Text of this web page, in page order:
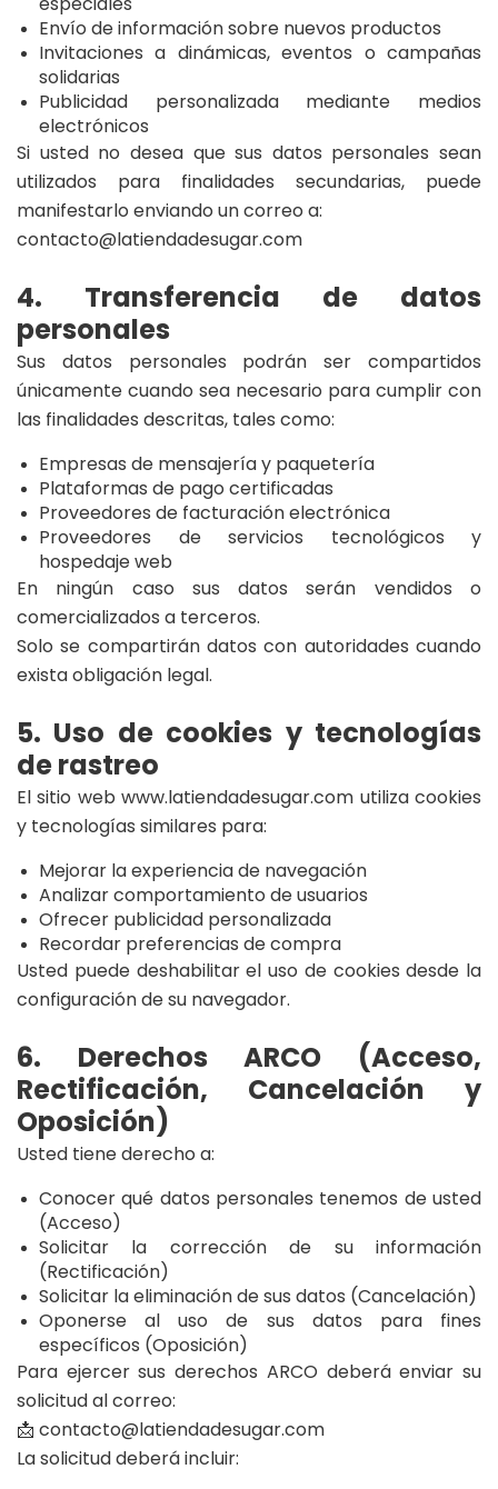
Envío de información sobre nuevos productos
Invitaciones a dinámicas, eventos o campañas
solidarias
Publicidad personalizada mediante medios
electrónicos
Si usted no desea que sus datos personales sean
utilizados para finalidades secundarias, puede
manifestarlo enviando un correo a:
contacto@latiendadesugar.com
4. Transferencia de datos
personales
Sus datos personales podrán ser compartidos
únicamente cuando sea necesario para cumplir con
las finalidades descritas, tales como:
Empresas de mensajería y paquetería
Plataformas de pago certificadas
Proveedores de facturación electrónica
Proveedores de servicios tecnológicos y
hospedaje web
En ningún caso sus datos serán vendidos o
comercializados a terceros.
Solo se compartirán datos con autoridades cuando
exista obligación legal.
5. Uso de cookies y tecnologías
de rastreo
El sitio web www.latiendadesugar.com utiliza cookies
y tecnologías similares para:
Mejorar la experiencia de navegación
Analizar comportamiento de usuarios
Ofrecer publicidad personalizada
Recordar preferencias de compra
Usted puede deshabilitar el uso de cookies desde la
configuración de su navegador.
6. Derechos ARCO (Acceso,
Rectificación, Cancelación y
Oposición)
Usted tiene derecho a:
Conocer qué datos personales tenemos de usted
(Acceso)
Solicitar la corrección de su información
(Rectificación)
Solicitar la eliminación de sus datos (Cancelación)
Oponerse al uso de sus datos para fines
específicos (Oposición)
Para ejercer sus derechos ARCO deberá enviar su
solicitud al correo:
📩 contacto@latiendadesugar.com
La solicitud deberá incluir: